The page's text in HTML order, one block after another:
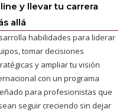
y llevar tu carrera
allá
habilidades para liderar
tomar decisiones
y ampliar tu visión
con un programa
para profesionistas que
seguir creciendo sin dejar